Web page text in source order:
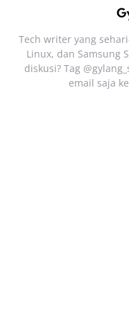
Tech writer yang
Linux, dan Samsung
diskusi? Tag
email saja ke